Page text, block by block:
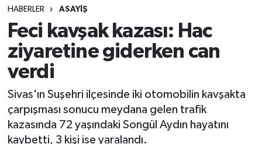
HABERLER ASAYIŞ
Feci kavşak kazası: Hac
ziyaretine giderken can
verdi
Sivas'ın Suşehri ilçesinde iki otomobilin kavşakta
çarpışması sonucu meydana gelen trafik
kazasında 72 yaşındaki Songül Aydın hayatını
kaybetti, 3 kişi ise yaralandı.
Alaplı
Asayiş
Bartın
Karabük
Süper Lig Puan Durumu ve Fikstür
Tüm Manşetler
Son Dakika Haberleri
Haber Arşivi